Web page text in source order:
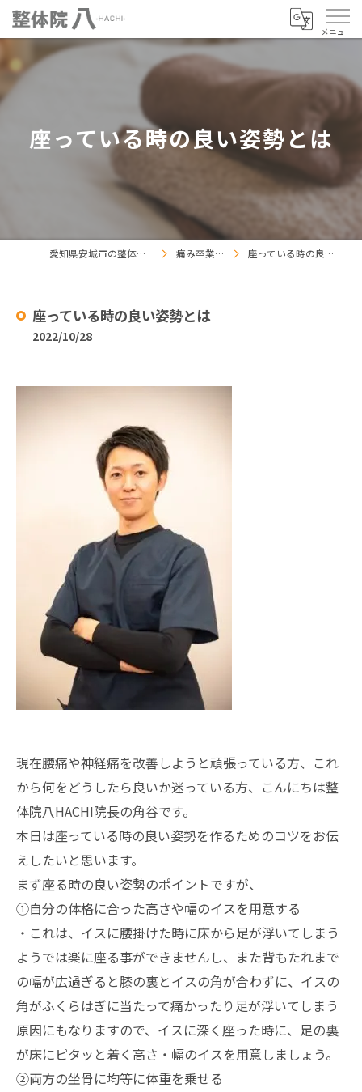
座っている時の良い姿勢とは
愛知県安城市の整体なら整体院八 痛み卒業ブログ 座っている時の良い姿勢とは
座っている時の良い姿勢とは
2022/10/28
現在腰痛や神経痛を改善しようと頑張っている方、これ
から何をどうしたら良いか迷っている方、こんにちは整
体院八HACHI院長の角谷です。
本日は座っている時の良い姿勢を作るためのコツをお伝
えしたいと思います。
まず座る時の良い姿勢のポイントですが、
①自分の体格に合った高さや幅のイスを用意する
・これは、イスに腰掛けた時に床から足が浮いてしまう
ようでは楽に座る事ができませんし、また背もたれまで
の幅が広過ぎると膝の裏とイスの角が合わずに、イスの
角がふくらはぎに当たって痛かったり足が浮いてしまう
原因にもなりますので、イスに深く座った時に、足の裏
が床にピタッと着く高さ・幅のイスを用意しましょう。
②両方の坐骨に均等に体重を乗せる